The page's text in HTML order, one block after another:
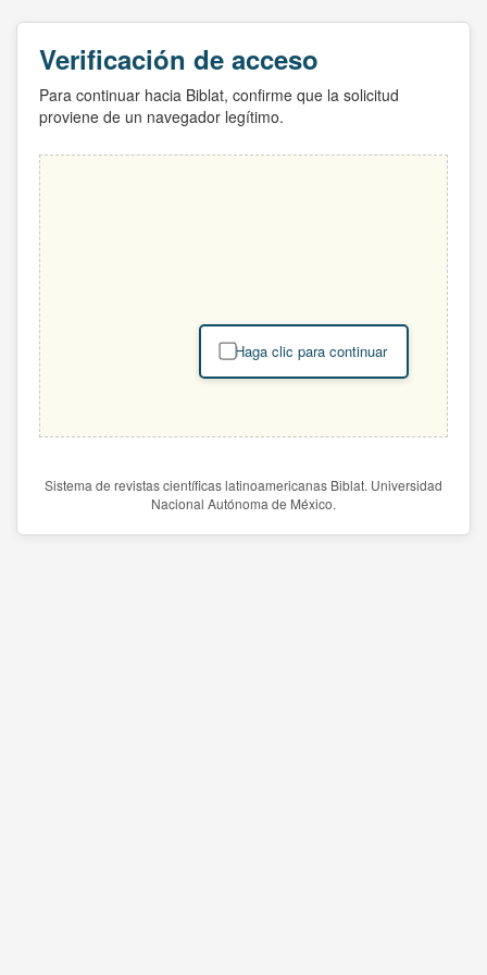
Verificación de acceso
Para continuar hacia Biblat, confirme que la solicitud
proviene de un navegador legítimo.
Haga clic para continuar
Sistema de revistas científicas latinoamericanas Biblat. Universidad
Nacional Autónoma de México.